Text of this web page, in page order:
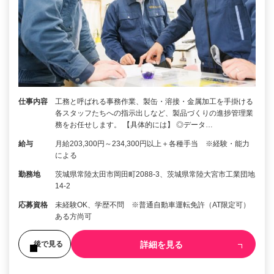
仕事内容
工務と呼ばれる事務作業、製缶・溶接・金属加工を手掛ける
各スタッフたちへの指示出しなど、製品づくりの進捗管理業
務をお任せします。 【具体的には】 ◎データ…
給与
月給203,300円～234,300円以上＋各種手当 ※経験・能力
による
勤務地
茨城県常陸太田市岡田町2088-3、茨城県常陸大宮市工業団地
14-2
応募資格
未経験OK、学歴不問 ※普通自動車運転免許（AT限定可）
ある方尚可
後で見る 詳細を見る